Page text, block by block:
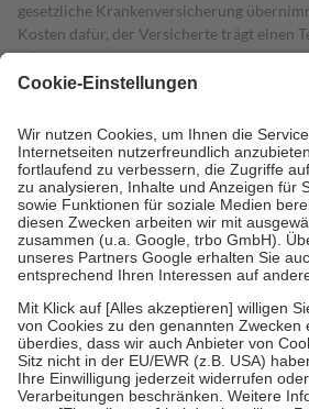
gesetzliche Krankenversicherung
Kosten dafür, der Versicherte trägt einen
mit.
Grundsätzlich leisten Mitglieder
höchstens zehn Euro.
Es sind jedoch nie
Kosten der Leistung zu entrichten.
Diese Regeln gelten grundsätzlich auch
Bei Heilmitteln und häuslicher
Zuzahlung zehn Prozent der Kosten sowie
Verordnung.
Um das Engagement der Versicherten für
stärken und die besondere Stellung der
fallenkeine Zuzahlungenan bei:
• Kindern und Jugendlichen bis zum
mit Ausnahme der Fahrkosten
• Untersuchungen zur Vorsorge und
GKV getragen werden